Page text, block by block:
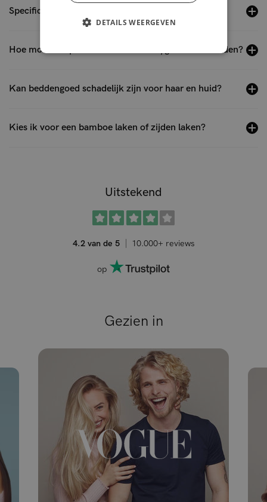
Specificaties
Hoe moet het product onderhouden/gewassen worden?
Kan beddengoed schadelijk zijn voor haar en huid?
Kies ik voor een bamboe laken of zijden laken?
Uitstekend
4.2 van de 5 10.000+ reviews
op
Gezien in
DETAILS WEERGEVEN